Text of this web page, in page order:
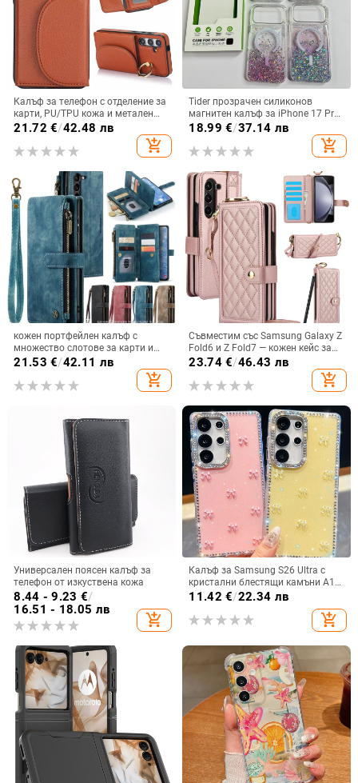
Калъф за телефон с отделение за
карти, PU/TPU кожа и метален
пръстен; ръчна изработка,
против изпускане, за Samsung
21.72 €/42.48 лв
add_shopping_cart
Tider прозрачен силиконов
магнитен калъф за iPhone 17 Pro
Max, защита срещу падане,
18.99 €/37.14 лв
add_shopping_cart
кожен портфейлен калъф с
множество слотове за карти и
цип за iPhone 11–17 Pro Max, XR,
21.53 €/42.11 лв
add_shopping_cart
Съвместим със Samsung Galaxy Z
Fold6 и Z Fold7 — кожен кейс за
телефон с слот за стилус,
сгъваем дизайн, елегантен стил, с
каишка за китката, за дами
23.74€/46.43 лв
add_shopping_cart
Универсален поясен калъф за
телефон от изкуствена кожа
8.44 - 9.23 €/
16.51 - 18.05 лв
add_shopping_cart
Калъф за Samsung S26 Ultra с
кристални блестящи камъни A17,
A57IMD Aurora Bow и S24FE,
11.42 €/22.34 лв
add_shopping_cart